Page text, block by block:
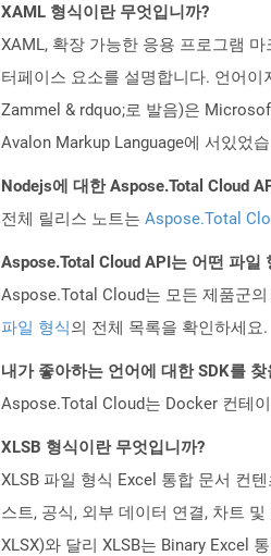
XAML 형식이란 무엇입니까?
XAML, 확장 가능한 응용 프로그램
터페이스 요소를 설명합니다. 언어
Zammel & rdquo;로 발음)은
Avalon Markup Language에 서있었
Nodejs에 대한 Aspose.Total Cloud
전체 릴리스 노트는 Aspose.Total
Aspose.Total Cloud API는 어떤 파일
Aspose.Total Cloud는 모든 제품군의
파일 형식의 전체 목록을 확인하세요.
내가 좋아하는 언어에 대한 SDK를
Aspose.Total Cloud는 Docker 컨테
XLSB 형식이란 무엇입니까?
XLSB 파일 형식 Excel 통합 문서 컨
스트, 공식, 외부 데이터 연결, 차트
XLSX)와 달리 XLSB는 Binary Excel